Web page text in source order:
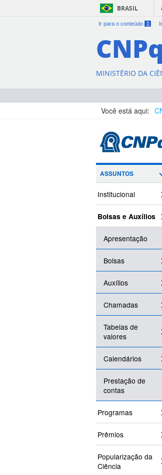
BRASIL
Ir para o conteúdo 1
CNPq
MINISTÉRIO DA
Você está aqui:
ASSUNTOS
Institucional
Bolsas e Auxílios
Apresentação
Bolsas
Auxílios
Chamadas
Tabelas de
valores
Calendários
Prestação de
contas
Programas
Prêmios
Popularização da
Ciência